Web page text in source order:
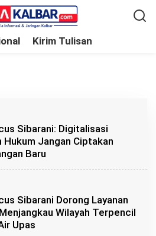
Kirim Tulisan
Sibarani: Digitalisasi
Hukum Jangan Ciptakan
Baru
Sibarani Dorong Layanan
Wilayah Terpencil
Upas